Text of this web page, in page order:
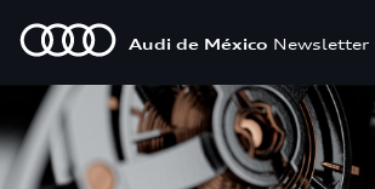
Audi de México Newsletter